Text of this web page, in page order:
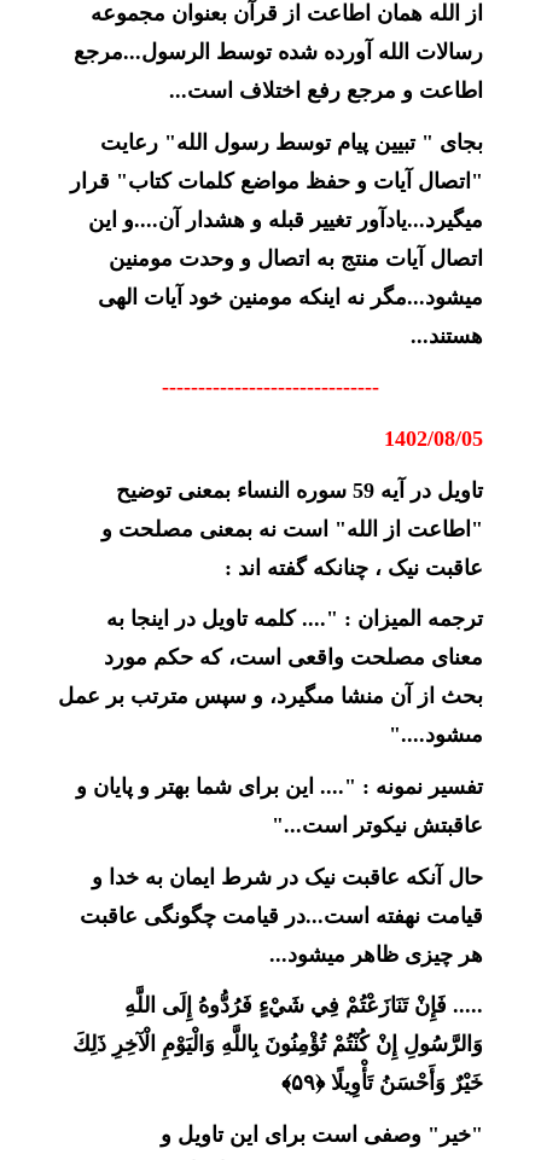
از الله همان اطاعت از قرآن بعنوان مجموعه
رسالات الله آورده شده توسط الرسول...مرجع
اطاعت و مرجع رفع اختلاف است...
بجای " تبیین پیام توسط رسول الله" رعایت
"اتصال آیات و حفظ مواضع کلمات کتاب" قرار
میگیرد...یادآور تغییر قبله و هشدار آن....و این
اتصال آیات منتج به اتصال و وحدت مومنین
میشود...مگر نه اینکه مومنین خود آیات الهی
هستند...
------------------------------
1402/08/05
تاویل در آیه 59 سوره النساء بمعنی توضیح
"اطاعت از الله" است نه بمعنی مصلحت و
عاقبت نیک ، چنانکه گفته اند :
ترجمه المیزان : ".... كلمه تاويل در اينجا به
معناى مصلحت واقعى است، كه حكم مورد
بحث از آن منشا مى‏گيرد، و سپس مترتب بر عمل
مى‏شود...."
تفسیر نمونه : ".... اين براى شما بهتر و پايان و
عاقبتش نيكوتر است‏..."
حال آنکه عاقبت نیک در شرط ایمان به خدا و
قیامت نهفته است...در قیامت چگونگی عاقبت
هر چیزی ظاهر میشود...
..... فَإِنْ تَنَازَعْتُمْ فِي شَيْءٍ فَرُدُّوهُ إِلَى اللَّهِ
وَالرَّسُولِ إِنْ كُنْتُمْ تُؤْمِنُونَ بِاللَّهِ وَالْيَوْمِ الْآخِرِ ذَلِكَ
خَيْرٌ وَأَحْسَنُ تَأْوِيلًا ﴿۵۹﴾
"خیر" وصفی است برای این تاویل و